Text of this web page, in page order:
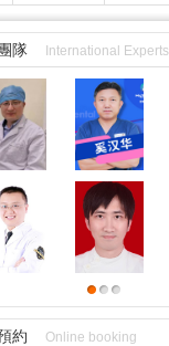
隊 International Experts
約 Online booking